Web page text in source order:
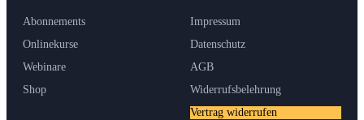
Abonnements
Onlinekurse
Webinare
Shop
Impressum
Datenschutz
AGB
Widerrufsbelehrung
Vertrag widerrufen